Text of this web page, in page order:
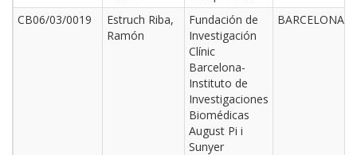
CB06/03/0019
Estruch Riba,
Ramón
Fundación de
Investigación
Clínic
Barcelona-
Instituto de
Investigaciones
Biomédicas
August Pi i
Sunyer
BARCELONA